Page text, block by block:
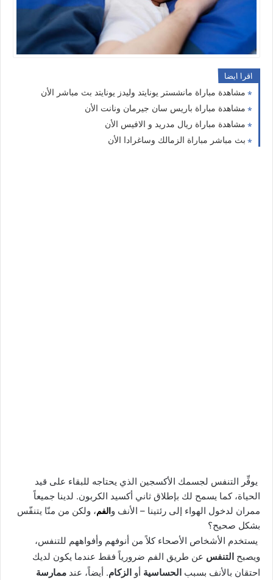
اقرا ايضا
مشاهدة مباراة مانشستر يونايتد وليدز يونايتد بث مباشر الأن
مشاهدة مباراة باريس سان جيرمان ونانت الأن
مشاهدة مباراة ريال مدريد و الافيس الأن
بث مباشر مباراة الزمالك وساغرادا الأن
يوفِّر التنفس لجسمك الأكسجين الذي يحتاجه للبقاء على قيد
الحياة، كما يسمح لك بإطلاق ثاني أكسيد الكربون. لدينا جميعاً
ممران لدخول الهواء إلى رئتينا – الأنف والفم، ولكن من منّا يتنفّس
بشكل صحيح؟
يستخدم الأشخاص الأصحاء كلاً من أنوفهم وأفواههم للتنفس،
ويصبح التنفس عن طريق الفم ضرورياً فقط عندما يكون لديك
احتقان بالأنف بسبب الحساسية أو الزكام. أيضاً، عند ممارسة